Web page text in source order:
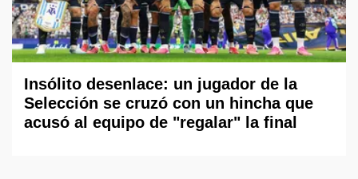
Insólito desenlace: un jugador de la
Selección se cruzó con un hincha que
acusó al equipo de "regalar" la final